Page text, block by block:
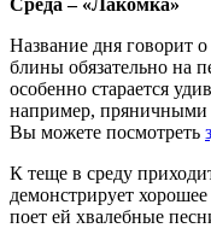
Название дня говорит
блины обязательно на
особенно старается
например, пряничными
Вы можете посмотреть
К теще в среду
демонстрирует
поет ей хвалебные